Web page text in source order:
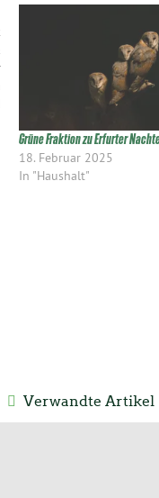
Grüne Fraktion zu Erfurter
18. Februar 2025
In "Haushalt"
Verwandte Artikel